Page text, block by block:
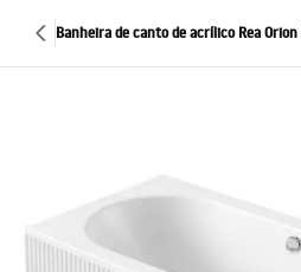
Banheira de canto de acrílico Rea